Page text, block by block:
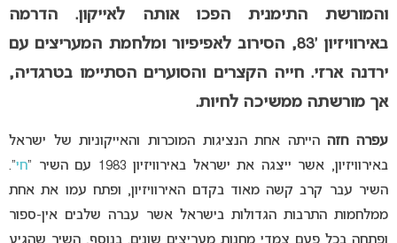
והמורשת התימנית הפכו אותה לאייקון. הדרמה
באירוויזיון ’83, הסירוב לאפיפיור ומלחמת המעריצים עם
ירדנה ארזי. חייה הקצרים והסוערים הסתיימו בטרגדיה,
אך מורשתה ממשיכה לחיות.
עפרה חזההייתה אחת הנציגות המוכרות והאייקוניות של ישראל
באירוויזיון, אשר ייצגה את ישראל באירוויזיון 1983 עם השיר “
חי“.
השיר עבר קרב קשה מאוד בקדם האירוויזיון, ופתח עמו את אחת
ממלחמות התרבות הגדולות בישראל אשר עברה שלבים אין-ספור